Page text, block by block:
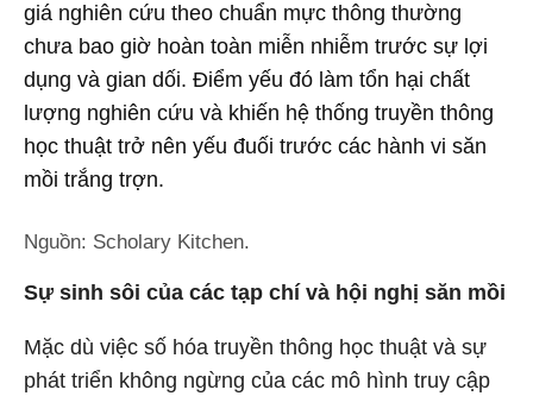
giá nghiên cứu theo chuẩn mực thông thường
chưa bao giờ hoàn toàn miễn nhiễm trước sự lợi
dụng và gian dối. Điểm yếu đó làm tổn hại chất
lượng nghiên cứu và khiến hệ thống truyền thông
học thuật trở nên yếu đuối trước các hành vi săn
mồi trắng trợn.
Nguồn: Scholary Kitchen.
Sự sinh sôi của các tạp chí và hội nghị săn mồi
Mặc dù việc số hóa truyền thông học thuật và sự
phát triển không ngừng của các mô hình truy cập